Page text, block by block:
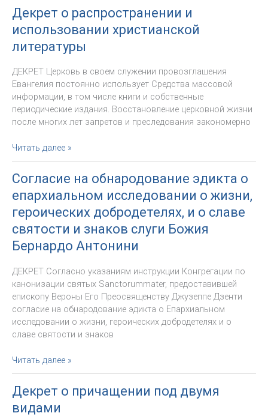
пожертвованиях
на
Святую
Мессу
Декрет о распространении и
использовании христианской
литературы
ДЕКРЕТ Церковь в своем служении провозглашения
Евангелия постоянно использует Средства массовой
информации, в том числе книги и собственные
периодические издания. Восстановление церковной жизни
после многих лет запретов и преследования закономерно
Декрет
о
распространении
и
использовании
христианской
литературы
Читать далее »
Согласие на обнародование эдикта о
епархиальном исследовании о жизни,
героических добродетелях, и о славе
святости и знаков слуги Божия
Бернардо Антонини
ДЕКРЕТ Согласно указаниям инструкции Конгрегации по
канонизации святых Sanctorummater, предоставившей
епископу Вероны Его Преосвященству Джузеппе Дзенти
согласие на обнародование эдикта о Епархиальном
исследовании о жизни, героических добродетелях и о
славе святости и знаков
Согласие
на
обнародование
эдикта
о
Читать далее »
Декрет о причащении под двумя
видами